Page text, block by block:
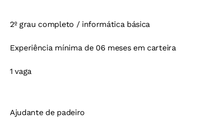
2º grau completo / informática básica
Experiência mínima de 06 meses em carteira
1 vaga
Ajudante de padeiro